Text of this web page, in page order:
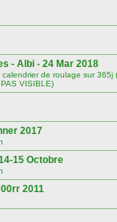
- Albi - 24 Mar 2018
de roulage sur 365j
VISIBLE)
2017
15 Octobre
2011